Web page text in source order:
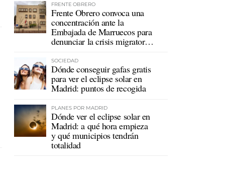
FRENTE OBRERO
Frente Obrero convoca una
concentración ante la
Embajada de Marruecos para
denunciar la crisis migratoria
SOCIEDAD
Dónde conseguir gafas gratis
para ver el eclipse solar en
Madrid: puntos de recogida
PLANES POR MADRID
Dónde ver el eclipse solar en
Madrid: a qué hora empieza
y qué municipios tendrán
totalidad